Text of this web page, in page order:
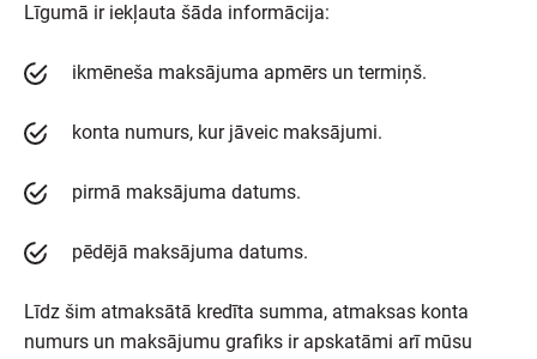
Līgumā ir iekļauta šāda informācija:
ikmēneša maksājuma apmērs un termiņš.
konta numurs, kur jāveic maksājumi.
pirmā maksājuma datums.
pēdējā maksājuma datums.
Līdz šim atmaksātā kredīta summa, atmaksas konta
numurs un maksājumu grafiks ir apskatāmi arī mūsu